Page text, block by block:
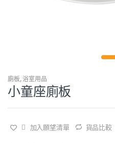
廁板,浴室用品
小童座廁板
加入願望清單 貨品比較